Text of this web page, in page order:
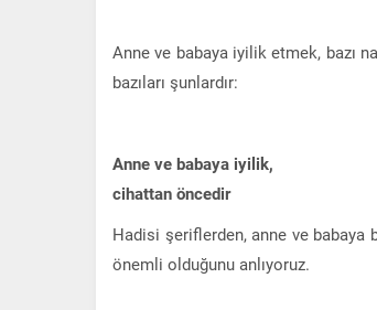
Anne ve babaya iyilik etmek, bazı
bazıları şunlardır:
Anne ve babaya iyilik,
cihattan öncedir
Hadisi şeriflerden, anne ve babaya
önemli olduğunu anlıyoruz.